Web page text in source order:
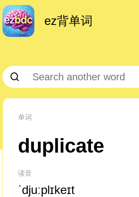
ez背单词
单词
duplicate
读音
ˈdjuːplɪkeɪt